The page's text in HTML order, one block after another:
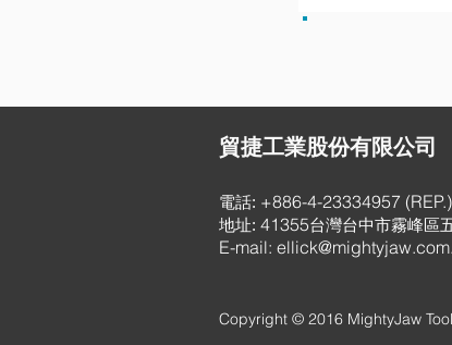
貿捷工業股份有限公司
電話: +886-4-23334957
地址: 41355台灣台中市霧峰區
E-mail:
Copyright © 2016 MightyJaw